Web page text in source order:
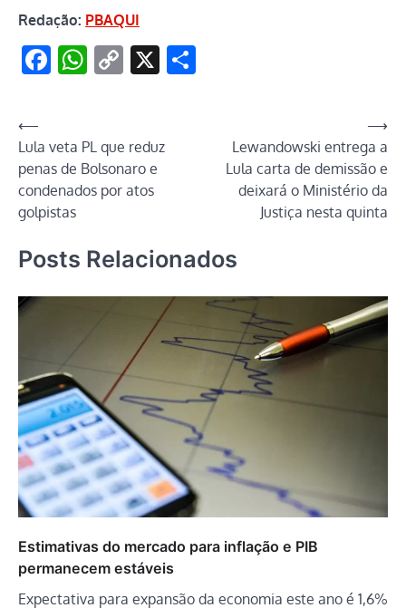
Redação: PBAQUI
Facebook
WhatsApp
Copy
X
Navegação
de
Post
⟵
Lula veta PL que reduz
penas de Bolsonaro e
condenados por atos
golpistas
Lewandowski entrega a
Lula carta de demissão e
deixará o Ministério da
Justiça nesta quinta
⟶
Posts Relacionados
Estimativas do mercado para inflação e PIB
permanecem estáveis
Expectativa para expansão da economia este ano é 1,6%